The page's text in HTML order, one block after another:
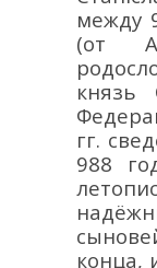
между
(от
князь
гг.
988
конца,